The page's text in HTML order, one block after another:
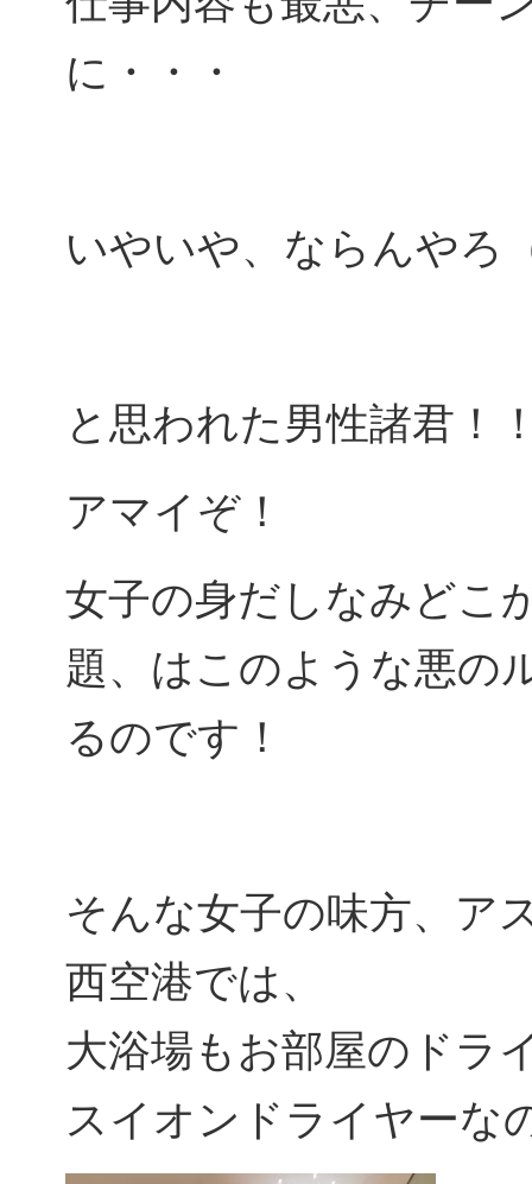
に・・・
いやいや、ならんやろ
と思われた男性諸君！
アマイぞ！
女子の身だしなみどこ
題、はこのような悪の
るのです！
そんな女子の味方、ア
西空港では、
大浴場もお部屋のドラ
スイオンドライヤーな